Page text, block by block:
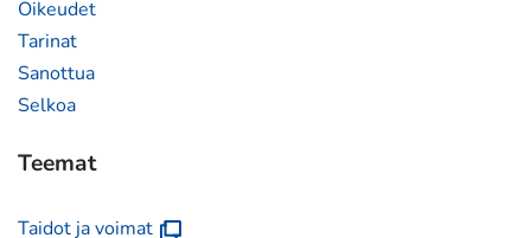
Oikeudet
Tarinat
Sanottua
Selkoa
Teemat
Taidot ja voimat(avautuu